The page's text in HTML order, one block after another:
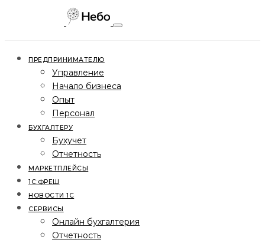
ПРЕДПРИНИМАТЕЛЮ
Управление
Начало бизнеса
Опыт
Персонал
БУХГАЛТЕРУ
Бухучет
Отчетность
МАРКЕТПЛЕЙСЫ
1С:ФРЕШ
НОВОСТИ 1С
СЕРВИСЫ
Онлайн бухгалтерия
Отчетность